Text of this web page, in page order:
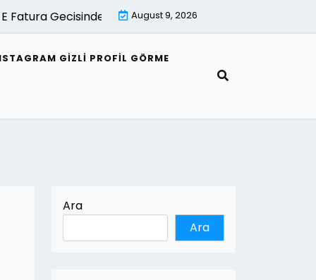
Gecisinde Uzman Destek Neden Onemlidir |
August 9, 2026
GIZLI PROFIL GÖRME
Ara
Ara